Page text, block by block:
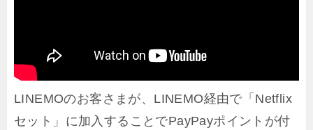
LINEMOのお客さまが、LINEMO経由で「Netflix
セット」に加入することでPayPayポイントが付